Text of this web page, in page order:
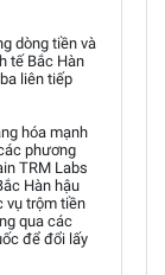
dòng tiền và
tế Bắc Hàn
liên tiếp
hóa mạnh
phương
TRM Labs
Hàn hậu
vụ trộm tiền
qua các
để đổi lấy